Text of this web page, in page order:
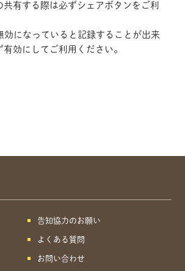
有する際は必ずシェアボタンをご利
効になっていると記録することが出来
効にしてご利用ください。
告知協力のお願い
よくある質問
お問い合わせ